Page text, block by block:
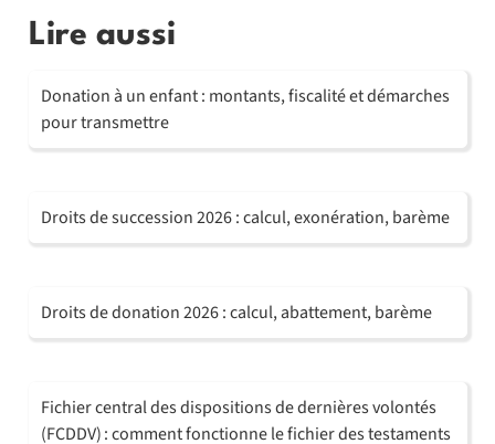
Lire aussi
Donation à un enfant : montants, fiscalité et démarches
pour transmettre
Droits de succession 2026 : calcul, exonération, barème
Droits de donation 2026 : calcul, abattement, barème
Fichier central des dispositions de dernières volontés
(FCDDV) : comment fonctionne le fichier des testaments